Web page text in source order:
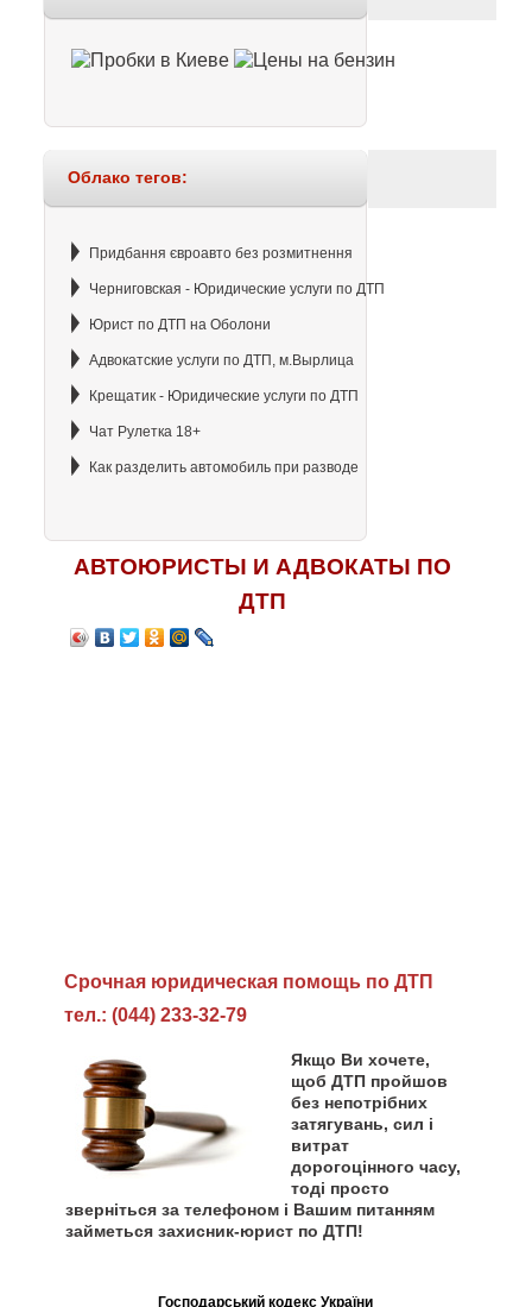
Облако тегов:
Придбання євроавто без розмитнення
Черниговская - Юридические услуги по ДТП
Юрист по ДТП на Оболони
Адвокатские услуги по ДТП, м.Вырлица
Крещатик - Юридические услуги по ДТП
Чат Рулетка 18+
Как разделить автомобиль при разводе
АВТОЮРИСТЫ И АДВОКАТЫ ПО
ДТП
Cрочная юридическая помощь по ДТП
тел.: (044) 233-32-79
Якщо Ви хочете,
щоб ДТП пройшов
без непотрібних
затягувань, сил і
витрат
дорогоцінного часу,
тоді просто
зверніться за телефоном і Вашим питанням
займеться захисник-юрист по ДТП!
Господарський кодекс України